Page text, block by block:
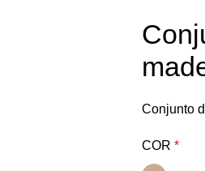
Conjunto
COR *